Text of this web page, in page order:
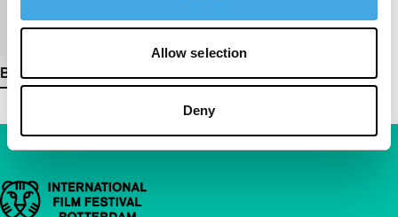
Allow selection
Deny
Medium/Formaat35mm
Bekijk meer details
Belangrijke links